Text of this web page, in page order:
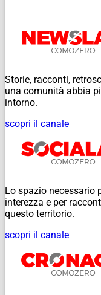
Storie, racconti,
una comunità abbia
intorno.
scopri il canale
Lo spazio necessario
interezza e per
questo territorio.
scopri il canale